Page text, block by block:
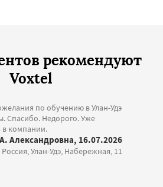
рекомендуют
Voxtel
по обучению в Улан-Удэ
Спасибо. Недорого. Уже
в компании.
Александровна, 16.07.2026
Россия, Улан-Удэ, Набережная, 11